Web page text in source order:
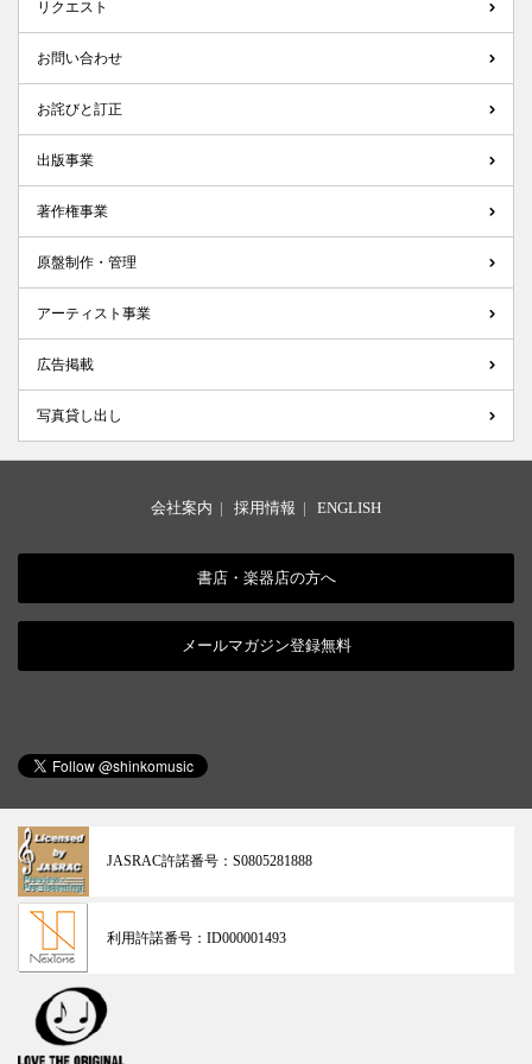
リクエスト
お問い合わせ
お詫びと訂正
出版事業
著作権事業
原盤制作・管理
アーティスト事業
広告掲載
写真貸し出し
会社案内 | 採用情報 | ENGLISH
書店・楽器店の方へ
メールマガジン登録無料
JASRAC許諾番号： S0805281888
利用許諾番号： ID000001493